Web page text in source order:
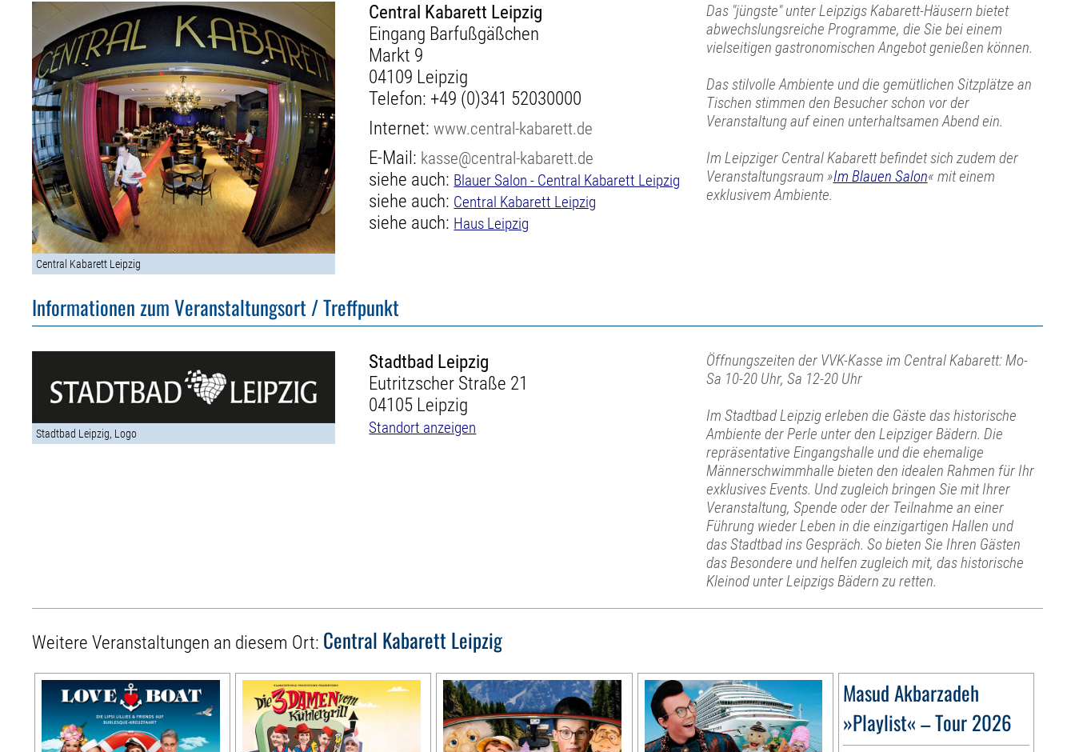
Central Kabarett Leipzig
Central Kabarett Leipzig
Eingang Barfußgäßchen
Markt 9
04109 Leipzig
Telefon: +49 (0)341 52030000
Internet:www.central-kabarett.de
E-Mail: kasse@central-kabarett.de
siehe auch: Blauer Salon - Central Kabarett Leipzig
siehe auch: Central Kabarett Leipzig
siehe auch: Haus Leipzig
Das "jüngste" unter Leipzigs Kabarett-Häusern bietet
abwechslungsreiche Programme, die Sie bei einem
vielseitigen gastronomischen Angebot genießen können.
Das stilvolle Ambiente und die gemütlichen Sitzplätze an
Tischen stimmen den Besucher schon vor der
Veranstaltung auf einen unterhaltsamen Abend ein.
Im Leipziger Central Kabarett befindet sich zudem der
Veranstaltungsraum »Im Blauen Salon« mit einem
exklusivem Ambiente.
Informationen zum Veranstaltungsort / Treffpunkt
Stadtbad Leipzig, Logo
Stadtbad Leipzig
Eutritzscher Straße 21
04105 Leipzig
Standort anzeigen
Öffnungszeiten der VVK-Kasse im Central Kabarett: Mo-
Sa 10-20 Uhr, Sa 12-20 Uhr
Im Stadtbad Leipzig erleben die Gäste das historische
Ambiente der Perle unter den Leipziger Bädern. Die
repräsentative Eingangshalle und die ehemalige
Männerschwimmhalle bieten den idealen Rahmen für Ihr
exklusives Events. Und zugleich bringen Sie mit Ihrer
Veranstaltung, Spende oder der Teilnahme an einer
Führung wieder Leben in die einzigartigen Hallen und
das Stadtbad ins Gespräch. So bieten Sie Ihren Gästen
das Besondere und helfen zugleich mit, das historische
Kleinod unter Leipzigs Bädern zu retten.
Weitere Veranstaltungen an diesem Ort: Central Kabarett Leipzig
Masud Akbarzadeh
»Playlist« – Tour 2026